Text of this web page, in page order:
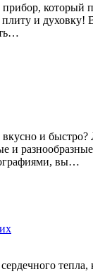
который
плиту и
вкусно и
и
вы…